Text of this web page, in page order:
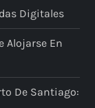
Digitales
Alojarse En
De Santiago: